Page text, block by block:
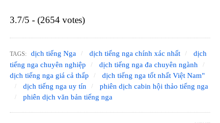
3.7/5 - (2654 votes)
TAGS: dịch tiếng Nga dịch tiếng nga chính xác nhất
dịch
tiếng nga chuyên nghiệp
dịch tiếng nga đa chuyên ngành
dịch tiếng nga giá cả thấp
dịch tiếng nga tốt nhất Việt Nam"
dịch tiếng nga uy tín
phiên dịch cabin hội thảo tiếng nga
phiên dịch văn bản tiếng nga